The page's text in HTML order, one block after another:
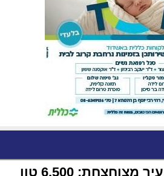
עיר מצוחצחת: 6,500 טון